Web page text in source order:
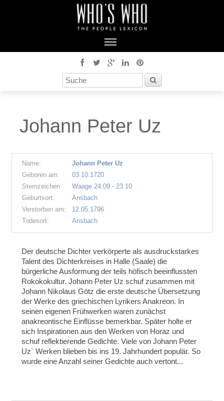
Johann Peter Uz
Name:
Johann Peter Uz
Geboren am:
03.10.1720
Sternzeichen
Waage 24.09 - 23.10
Geburtsort:
Ansbach
Verstorben am:
12.05.1796
Todesort:
Ansbach
Der deutsche Dichter verkörperte als ausdruckstarkes
Talent des Dichterkreises in Halle (Saale) die
bürgerliche Ausformung der teils höfisch beeinflussten
Rokokokultur. Johann Peter Uz schuf zusammen mit
Johann Nikolaus Götz die erste deutsche Übersetzung
der Werke des griechischen Lyrikers Anakreon. In
seinen eigenen Frühwerken waren zunächst
anakreontische Einflüsse bemerkbar. Später holte er
sich Inspirationen aus den Werken von Horaz und
schuf reflektierende Gedichte. Viele von Johann Peter
Uz` Werken blieben bis ins 19. Jahrhundert populär. So
wurde eine Anzahl seiner Gedichte auch vertont...